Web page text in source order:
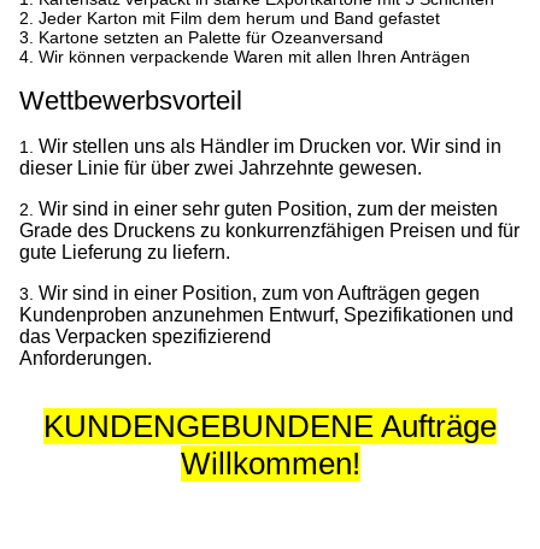
2. Jeder Karton mit Film dem herum und Band gefastet
3. Kartone setzten an Palette für Ozeanversand
4. Wir können verpackende Waren mit allen Ihren Anträgen
Wettbewerbsvorteil
1. Wir stellen uns als Händler im Drucken vor. Wir sind in
dieser Linie für über zwei Jahrzehnte gewesen.
2. Wir sind in einer sehr guten Position, zum der meisten
Grade des Druckens zu konkurrenzfähigen Preisen und für
gute Lieferung zu liefern.
3. Wir sind in einer Position, zum von Aufträgen gegen
Kundenproben anzunehmen Entwurf, Spezifikationen und
das Verpacken spezifizierend
Anforderungen.
KUNDENGEBUNDENE Aufträge
Willkommen!